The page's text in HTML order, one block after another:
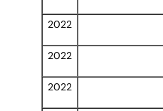
2022
2022
2022